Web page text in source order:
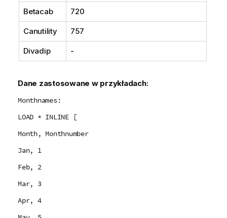
Betacab 720
Canutility 757
Divadip -
Dane zastosowane w przykładach:
Monthnames:
LOAD * INLINE [
Month, Monthnumber
Jan, 1
Feb, 2
Mar, 3
Apr, 4